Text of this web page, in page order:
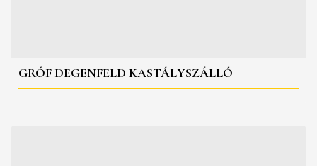
GRÓF DEGENFELD KASTÁLYSZÁLLÓ